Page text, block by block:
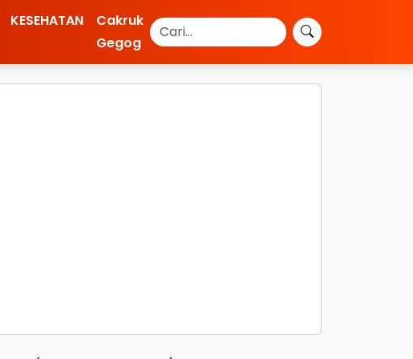
KESEHATAN
Cakruk
Gegog